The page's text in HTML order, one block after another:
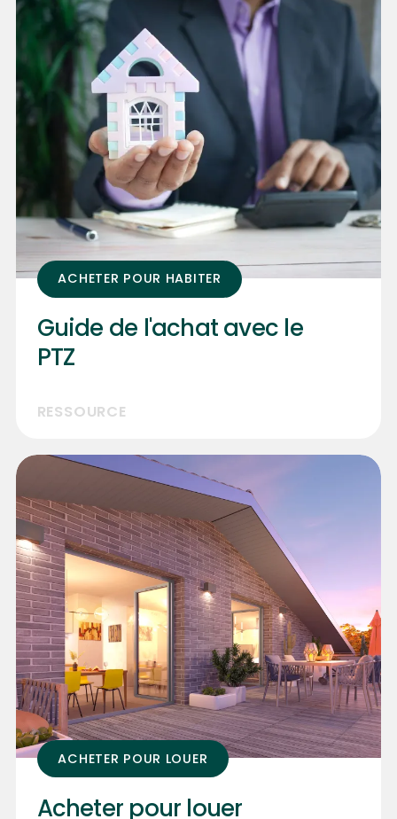
ACHETER POUR HABITER
Guide de l'achat avec le
PTZ
RESSOURCE
ACHETER POUR LOUER
Acheter pour louer